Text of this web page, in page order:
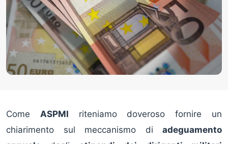
Come ASPMI riteniamo doveroso fornire un
chiarimento sul meccanismo di adeguamento